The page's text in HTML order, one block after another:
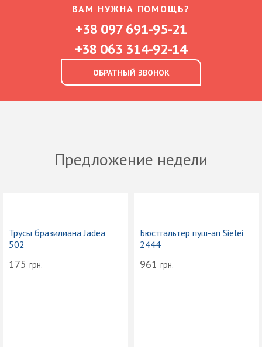
ВАМ НУЖНА ПОМОЩЬ?
+38 097 691-95-21
+38 063 314-92-14
ОБРАТНЫЙ ЗВОНОК
Предложение недели
Трусы бразилиана Jadea
502
175 грн.
Бюстгальтер пуш-ап Sielei
2444
961 грн.